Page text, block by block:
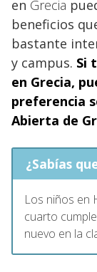
en Grecia
beneficios
bastante
y campus. Si
en Grecia,
preferencia
Abierta de
¿Sabías
Los niños en
cuarto
nuevo en la